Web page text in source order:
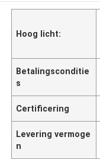
Hoog licht:
Betalingsconditie
s
Certificering
Levering vermoge
n